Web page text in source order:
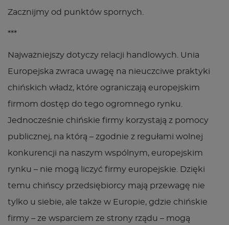
Zacznijmy od punktów spornych.
***
Najważniejszy dotyczy relacji handlowych. Unia
Europejska zwraca uwagę na nieuczciwe praktyki
chińskich władz, które ograniczają europejskim
firmom dostęp do tego ogromnego rynku.
Jednocześnie chińskie firmy korzystają z pomocy
publicznej, na którą – zgodnie z regułami wolnej
konkurencji na naszym wspólnym, europejskim
rynku – nie mogą liczyć firmy europejskie. Dzięki
temu chińscy przedsiębiorcy mają przewagę nie
tylko u siebie, ale także w Europie, gdzie chińskie
firmy – ze wsparciem ze strony rządu – mogą